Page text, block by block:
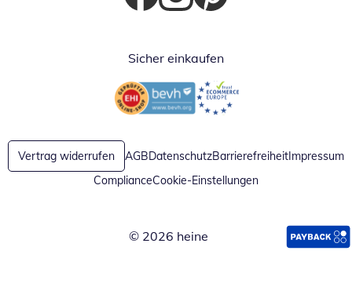
Öffnet in neuem Fenster
Öffnet in neuem Fenster
Öffnet in neuem Fenster
Sicher einkaufen
Öffnet in neuem FensterÖffnet in neuem Fenster
Vertrag widerrufen AGBDatenschutzBarrierefreiheitImpressum
ComplianceCookie-Einstellungen
© 2026 heine